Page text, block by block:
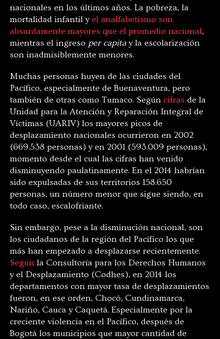
nacionales en los últimos años. La pobreza, la
mortalidad infantil yel analfabetismo son
absurdamente mayores que el promedio nacional,
mientras el ingreso per capitay la escolarización
son inadmisiblemente menores.
Muchas personas huyen de las ciudades del
Pacífico, especialmente de Buenaventura, pero
también de otras como Tumaco. Según cifras de la
Unidad para la Atención y Reparación Integral de
Víctimas (UARIV) los mayores picos de
desplazamiento nacionales ocurrieron en 2002
(669.538 personas) y en 2001 (593.009 personas),
momento desde el cual las cifras han venido
disminuyendo paulatinamente. En el 2014 habrían
sido expulsadas de sus territorios 158.650
personas, un número menor que sigue siendo, en
todo caso, escalofriante.
Sin embargo, pese a la disminución nacional, son
los ciudadanos de la región del Pacífico los que
más han empezado a desplazarse recientemente.
Según la Consultoría para los Derechos Humanos
y el Desplazamiento (Codhes), en 2014 los
departamentos con mayor tasa de desplazamientos
fueron, en ese orden, Chocó, Cundinamarca,
Nariño, Cauca y Caquetá. Especialmente por la
creciente violencia en el Pacífico, después de
Bogotá los municipios que mayor cantidad de